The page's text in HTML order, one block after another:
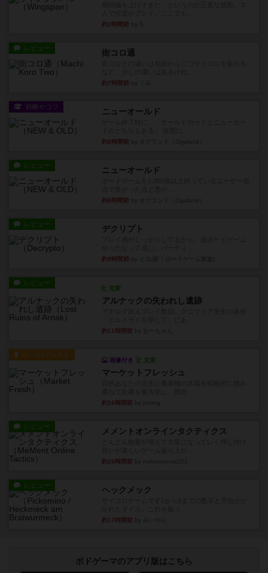
約2時間前
レビュー 街コロ通
約7時間前
戦略やコツ ニューオールド
約8時間前
レビュー ニューオールド
約8時間前
レビュー デクリプト
約9時間前
レビュー
充実
アルナックの失われし遺跡
約11時間前
ルール/インスト
画像付き 充実
マーケットフレッシュ
約16時間前
レビュー メメントオンラインタクティクス
約16時間前
レビュー ヘックメック
約17時間前
ボドゲーマのアプリ版はこちら